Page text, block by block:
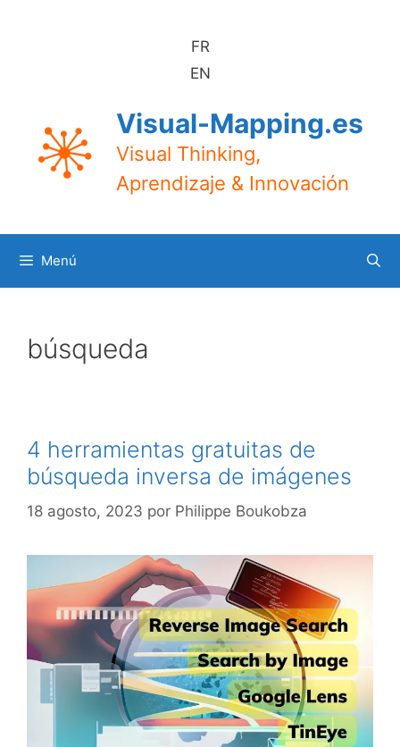
FR
EN
Visual-Mapping.es
Visual Thinking,
Aprendizaje & Innovación
Menú
búsqueda
4 herramientas gratuitas de
búsqueda inversa de imágenes
18 agosto, 2023 por Philippe Boukobza